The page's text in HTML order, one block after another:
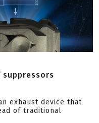
suppressors
exhaust device that
of traditional